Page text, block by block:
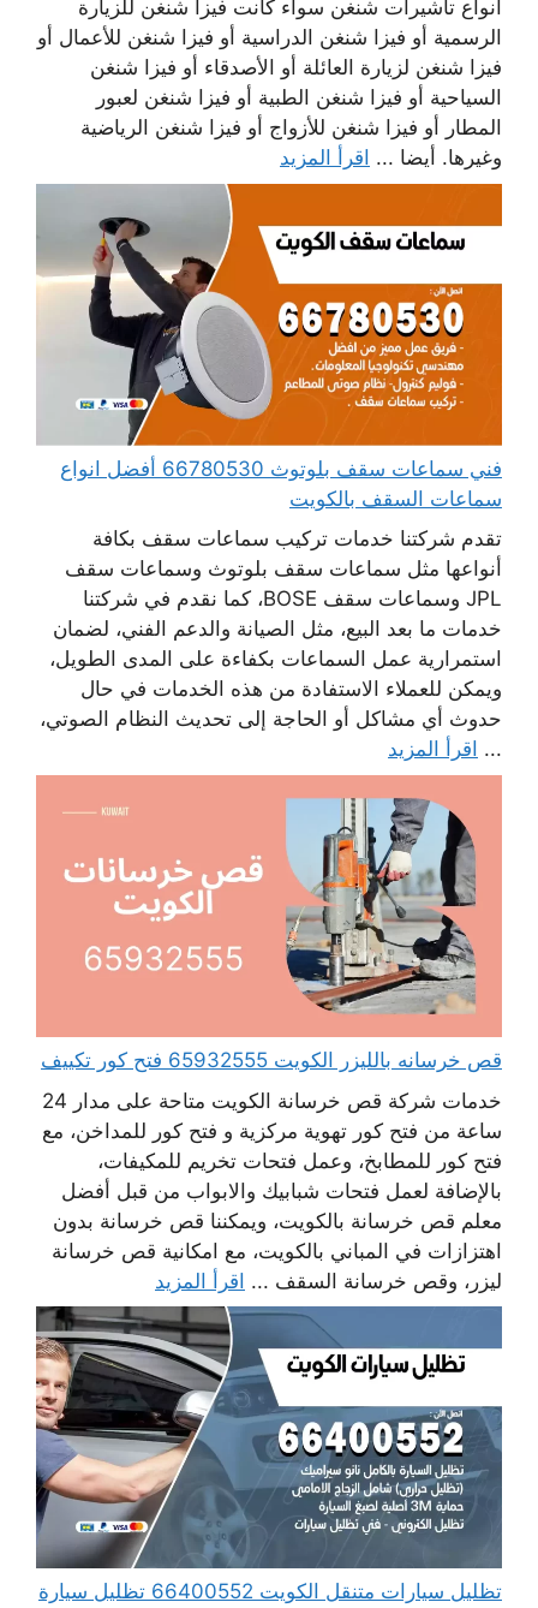
أنواع تأشيرات شنغن سواء كانت فيزا شنغن للزيارة
الرسمية أو فيزا شنغن الدراسية أو فيزا شنغن للأعمال أو
فيزا شنغن لزيارة العائلة أو الأصدقاء أو فيزا شنغن
السياحية أو فيزا شنغن الطبية أو فيزا شنغن لعبور
المطار أو فيزا شنغن للأزواج أو فيزا شنغن الرياضية
وغيرها. أيضا ... اقرأ المزيد
فني سماعات سقف بلوتوث 66780530 أفضل انواع
سماعات السقف بالكويت
تقدم شركتنا خدمات تركيب سماعات سقف بكافة
أنواعها مثل سماعات سقف بلوتوث وسماعات سقف
JPL وسماعات سقف BOSE، كما نقدم في شركتنا
خدمات ما بعد البيع، مثل الصيانة والدعم الفني، لضمان
استمرارية عمل السماعات بكفاءة على المدى الطويل،
ويمكن للعملاء الاستفادة من هذه الخدمات في حال
حدوث أي مشاكل أو الحاجة إلى تحديث النظام الصوتي،
... اقرأ المزيد
قص خرسانه بالليزر الكويت 65932555 فتح كور تكييف
خدمات شركة قص خرسانة الكويت متاحة على مدار 24
ساعة من فتح كور تهوية مركزية و فتح كور للمداخن، مع
فتح كور للمطابخ، وعمل فتحات تخريم للمكيفات،
بالإضافة لعمل فتحات شبابيك والابواب من قبل أفضل
معلم قص خرسانة بالكويت، ويمكننا قص خرسانة بدون
اهتزازات في المباني بالكويت، مع امكانية قص خرسانة
ليزر، وقص خرسانة السقف ... اقرأ المزيد
تظليل سيارات متنقل الكويت 66400552 تظليل سيارة